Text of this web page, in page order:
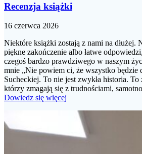
Recenzja książki
16 czerwca 2026
Niektóre książki zostają z nami na dłużej.
piękne zakończenie albo łatwe
czegoś bardzo prawdziwego w naszym
mnie „Nie powiem ci, że wszystko będzie
Sucheckiej. To nie jest zwykła historia.
którzy zmagają się z trudnościami,
Dowiedz się więcej